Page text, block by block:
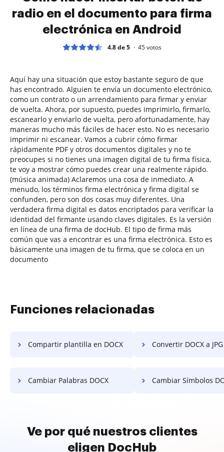
radio en el documento para firma
electrónica en Android
4.8 de 5 45votos
Aquí hay una situación que estoy bastante seguro de que
has encontrado. Alguien te envía un documento electrónico,
como un contrato o un arrendamiento para firmar y enviar
de vuelta. Ahora, por supuesto, puedes imprimirlo, firmarlo,
escanearlo y enviarlo de vuelta, pero afortunadamente, hay
maneras mucho más fáciles de hacer esto. No es necesario
imprimir ni escanear. Vamos a cubrir cómo firmar
rápidamente PDF y otros documentos digitales y no te
preocupes si no tienes una imagen digital de tu firma física,
te voy a mostrar cómo puedes crear una realmente rápido.
(música animada) Aclaremos una cosa de inmediato. A
menudo, los términos firma electrónica y firma digital se
confunden, pero son dos cosas muy diferentes. Una
verdadera firma digital es datos encriptados para verificar la
identidad del firmante usando claves digitales. Es la versión
en línea de una firma de docHub. El tipo de firma más
común que vas a encontrar es una firma electrónica. Esto es
básicamente una imagen de tu firma, que se coloca en un
documento
Funciones relacionadas
Compartir plantilla en DOCX Convertir DOCX a JPG
Cambiar Palabras DOCX Cambiar Símbolos
Ve por qué nuestros clientes
eligen DocHub